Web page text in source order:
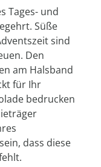
Tages- und
Süße
sind
Den
am Halsband
für Ihr
bedrucken
dass diese